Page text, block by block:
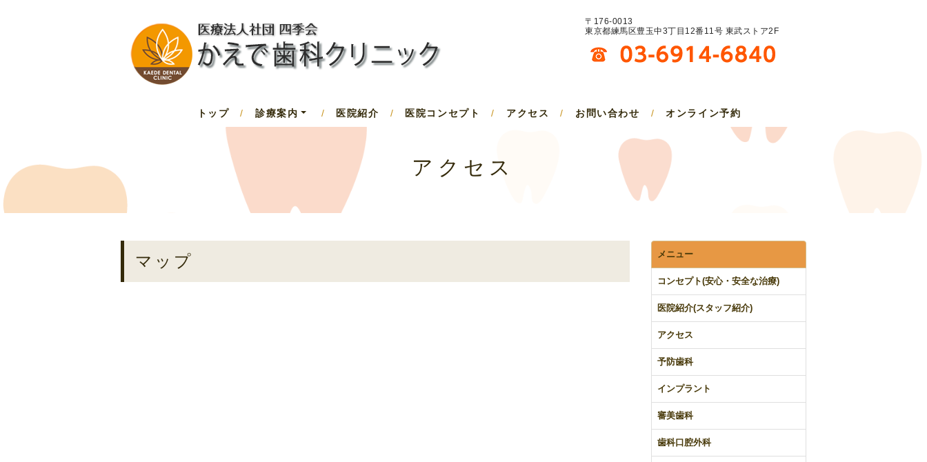
〒176-0013
東京都練馬区豊玉中3丁目12番11号 東武ストア2F
トップ / 診療案内 / 医院紹介 / 医院コンセプト / アクセス / お問い合わせ / オンライン予約
アクセス
マップ メニュー
コンセプト(安心・安全な治療)
医院紹介(スタッフ紹介)
アクセス
予防歯科
インプラント
審美歯科
歯科口腔外科